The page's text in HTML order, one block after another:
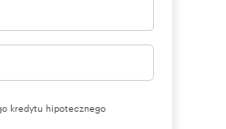
kredytu hipotecznego